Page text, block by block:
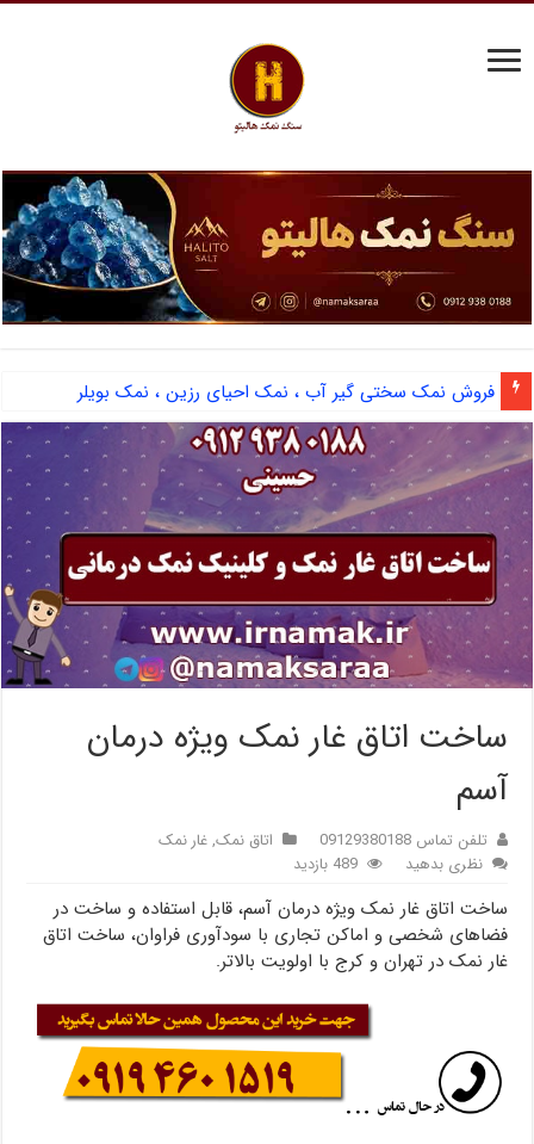
نمک حفاری ویژه کشور کویت
ساخت اتاق غار نمک ویژه درمان
آسم
تلفن تماس 09129380188 اتاق نمک,غار نمک
نظری بدهید
489 بازدید
ساخت اتاق غار نمک ویژه درمان آسم، قابل استفاده و ساخت در
فضاهای شخصی و اماکن تجاری با سودآوری فراوان، ساخت اتاق
غار نمک در تهران و کرج با اولویت بالاتر.